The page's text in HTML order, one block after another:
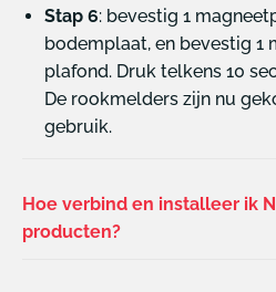
Stap 6: bevestig 1
bodemplaat, en bevestig 1
plafond. Druk telkens 10
De rookmelders zijn nu
gebruik.
Hoe verbind en installeer ik
producten?